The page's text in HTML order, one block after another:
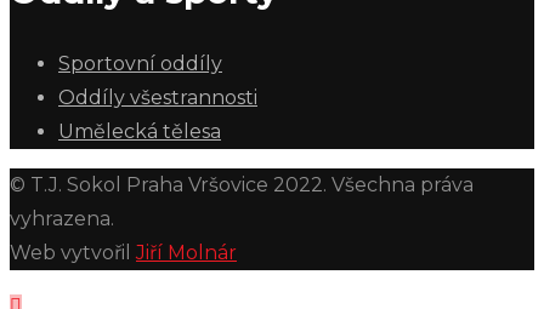
Sportovní oddíly
Oddíly všestrannosti
Umělecká tělesa
© T.J. Sokol Praha Vršovice 2022. Všechna práva
vyhrazena.
Web vytvořilJiří Molnár